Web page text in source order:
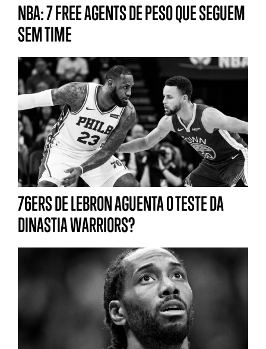
NBA: 7 FREE AGENTS DE PESO QUE SEGUEM
SEM TIME
76ERS DE LEBRON AGUENTA O TESTE DA
DINASTIA WARRIORS?